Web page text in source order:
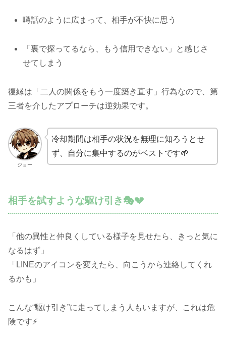
噂話のように広まって、相手が不快に思う
「裏で探ってるなら、もう信用できない」と感じさ
せてしまう
復縁は「二人の関係をもう一度築き直す」行為なので、第
三者を介したアプローチは逆効果です。
ジョー
冷却期間は相手の状況を無理に知ろうとせ
ず、自分に集中するのがベストです🌱
相手を試すような駆け引き🎭💔
「他の異性と仲良くしている様子を見せたら、きっと気に
なるはず」
「LINEのアイコンを変えたら、向こうから連絡してくれ
るかも」
こんな“駆け引き”に走ってしまう人もいますが、これは危
険です⚡